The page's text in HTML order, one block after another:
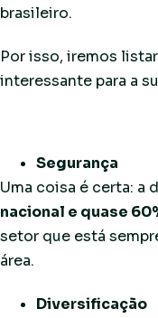
brasileiro.
Por isso, iremos
interessante para a
Segurança
Uma coisa é certa: a
nacional e quase
setor que está
área.
Diversificação